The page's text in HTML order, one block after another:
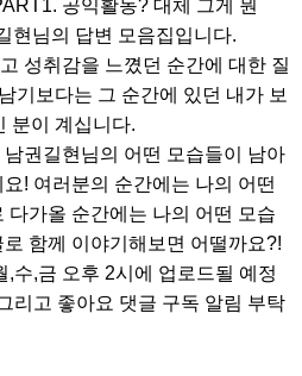
공익활동? 대체 그게 뭔
현님의 답변 모음집입니다.
성취감을 느꼈던 순간에 대한 질
기보다는 그 순간에 있던 내가 보
분이 계십니다.
권길현님의 어떤 모습들이 남아
! 여러분의 순간에는 나의 어떤
다가올 순간에는 나의 어떤 모습
함께 이야기해보면 어떨까요?!
,수,금 오후 2시에 업로드될 예정
리고 좋아요 댓글 구독 알림 부탁